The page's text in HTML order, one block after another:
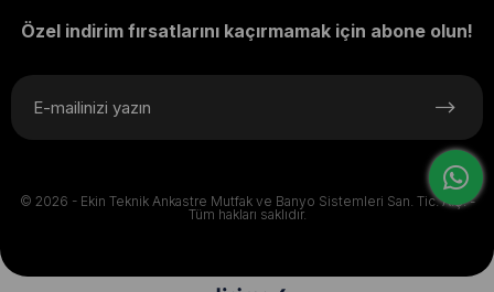
Özel indirim fırsatlarını kaçırmamak için abone olun!
© 2026 - Ekin Teknik Ankastre Mutfak ve Banyo Sistemleri San. Tic. A.Ş. -
Tüm hakları saklıdır.